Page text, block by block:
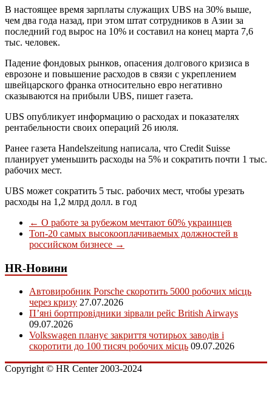
В настоящее время зарплаты служащих UBS на 30% выше,
чем два года назад, при этом штат сотрудников в Азии за
последний год вырос на 10% и составил на конец марта 7,6
тыс. человек.
Падение фондовых рынков, опасения долгового кризиса в
еврозоне и повышение расходов в связи с укреплением
швейцарского франка относительно евро негативно
сказываются на прибыли UBS, пишет газета.
UBS опубликует информацию о расходах и показателях
рентабельности своих операций 26 июля.
Ранее газета Handelszeitung написала, что Credit Suisse
планирует уменьшить расходы на 5% и сократить почти 1 тыс.
рабочих мест.
UBS может сократить 5 тыс. рабочих мест, чтобы урезать
расходы на 1,2 млрд долл. в год
← О работе за рубежом мечтают 60% украинцев
Топ-20 самых высокооплачиваемых должностей в
российском бизнесе →
HR-Новини
Автовиробник Porsche скоротить 5000 робочих місць
через кризу 27.07.2026
П’яні бортпровідники зірвали рейс British Airways
09.07.2026
Volkswagen планує закриття чотирьох заводів і
скоротити до 100 тисяч робочих місць 09.07.2026
Copyright © HR Center 2003-2024